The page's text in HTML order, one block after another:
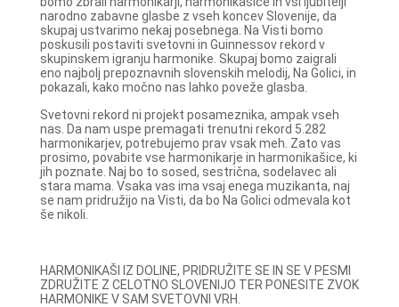
narodno zabavne glasbe z vseh koncev Slovenije, da
skupaj ustvarimo nekaj posebnega. Na Visti bomo
poskusili postaviti svetovni in Guinnessov rekord v
skupinskem igranju harmonike. Skupaj bomo zaigrali
eno najbolj prepoznavnih slovenskih melodij, Na Golici, in
pokazali, kako močno nas lahko poveže glasba.
Svetovni rekord ni projekt posameznika, ampak vseh
nas. Da nam uspe premagati trenutni rekord 5.282
harmonikarjev, potrebujemo prav vsak meh. Zato vas
prosimo, povabite vse harmonikarje in harmonikašice, ki
jih poznate. Naj bo to sosed, sestrična, sodelavec ali
stara mama. Vsaka vas ima vsaj enega muzikanta, naj
se nam pridružijo na Visti, da bo Na Golici odmevala kot
še nikoli.
HARMONIKAŠI IZ DOLINE, PRIDRUŽITE SE IN SE V PESMI
ZDRUŽITE Z CELOTNO SLOVENIJO TER PONESITE ZVOK
HARMONIKE V SAM SVETOVNI VRH.